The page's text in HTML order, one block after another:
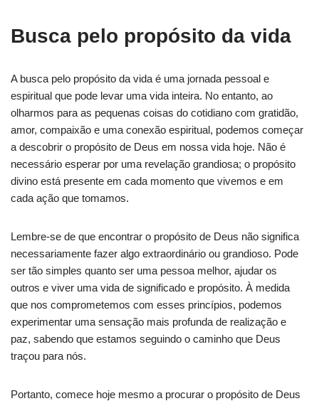
Busca pelo propósito da vida
A busca pelo propósito da vida é uma jornada pessoal e
espiritual que pode levar uma vida inteira. No entanto, ao
olharmos para as pequenas coisas do cotidiano com gratidão,
amor, compaixão e uma conexão espiritual, podemos começar
a descobrir o propósito de Deus em nossa vida hoje. Não é
necessário esperar por uma revelação grandiosa; o propósito
divino está presente em cada momento que vivemos e em
cada ação que tomamos.
Lembre-se de que encontrar o propósito de Deus não significa
necessariamente fazer algo extraordinário ou grandioso. Pode
ser tão simples quanto ser uma pessoa melhor, ajudar os
outros e viver uma vida de significado e propósito. À medida
que nos comprometemos com esses princípios, podemos
experimentar uma sensação mais profunda de realização e
paz, sabendo que estamos seguindo o caminho que Deus
traçou para nós.
Portanto, comece hoje mesmo a procurar o propósito de Deus